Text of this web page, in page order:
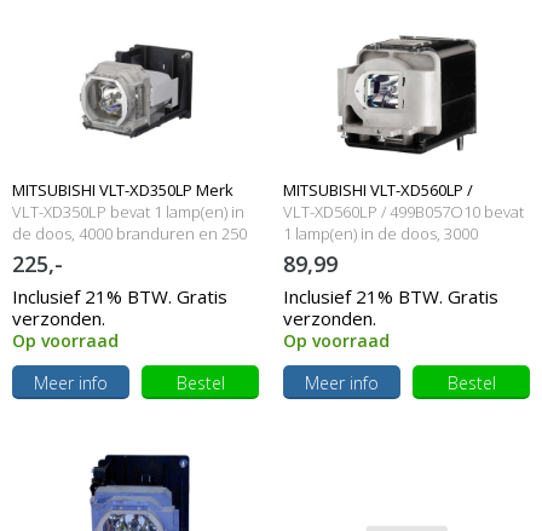
MITSUBISHI VLT-XD350LP Merk
lamp met behuizing
VLT-XD350LP bevat 1 lamp(en) in
de doos, 4000 branduren en 250
Watt
225,-
Inclusief 21% BTW. Gratis
verzonden.
Op voorraad
Meer info
Bestel
MITSUBISHI VLT-XD560LP /
499B057O10 Merk lamp met
behuizing
VLT-XD560LP / 499B057O10 bevat
1 lamp(en) in de doos, 3000
branduren en 230 Watt
89,99
Inclusief 21% BTW. Gratis
verzonden.
Op voorraad
Meer info
Bestel